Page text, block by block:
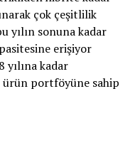
çok çeşitlilik
yılın sonuna kadar
erişiyor
yılına kadar
portföyüne sahip